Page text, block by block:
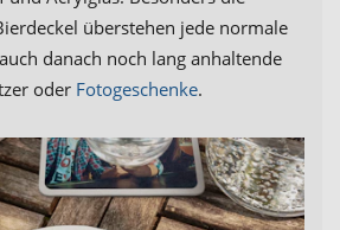
überstehen jede normale
danach noch lang anhaltende
oder Fotogeschenke.